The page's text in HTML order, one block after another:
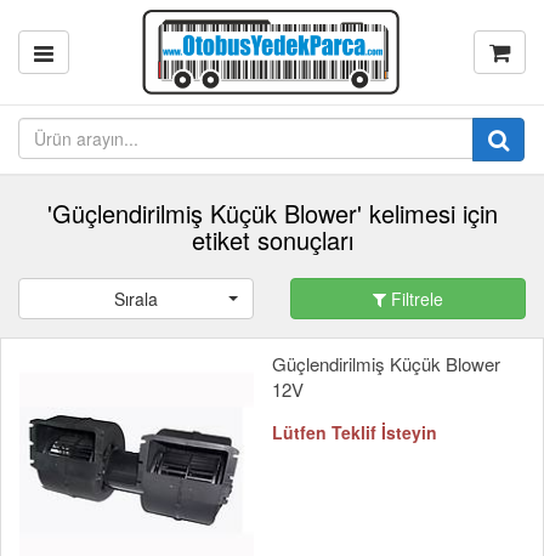
'Güçlendirilmiş Küçük Blower' kelimesi için
etiket sonuçları
Sırala Filtrele
Güçlendirilmiş Küçük Blower
12V
Lütfen Teklif İsteyin